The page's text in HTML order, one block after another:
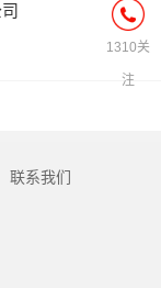
1310关
注
联系我们